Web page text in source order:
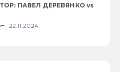
ПАВЕЛ ДЕРЕВЯНКО vs
22.11.2024